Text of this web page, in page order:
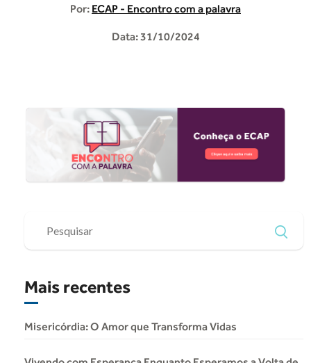
Por: ECAP - Encontro com a palavra
Data: 31/10/2024
Mais recentes
Misericórdia: O Amor que Transforma Vidas